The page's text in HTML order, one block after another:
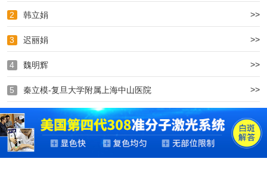
2 韩立娟 >>
3 迟丽娟 >>
4 魏明辉 >>
5 秦立模-复旦大学附属上海中山医院 >>